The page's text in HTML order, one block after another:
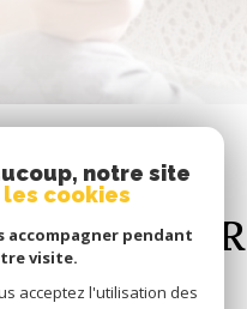
Se
notre site
cookies
accompagner pendant
visite.
acceptez l'utilisation des